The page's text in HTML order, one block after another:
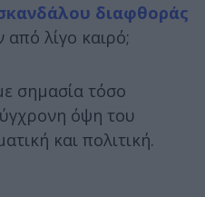
διαφθοράς
λίγο καιρό;
σημασία τόσο
όψη του
και πολιτική.